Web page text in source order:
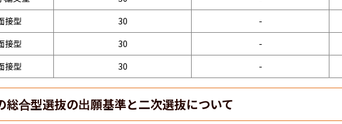
接型
30
-
接型
30
-
接型
30 -
総合型選抜の出願基準と二次選抜について